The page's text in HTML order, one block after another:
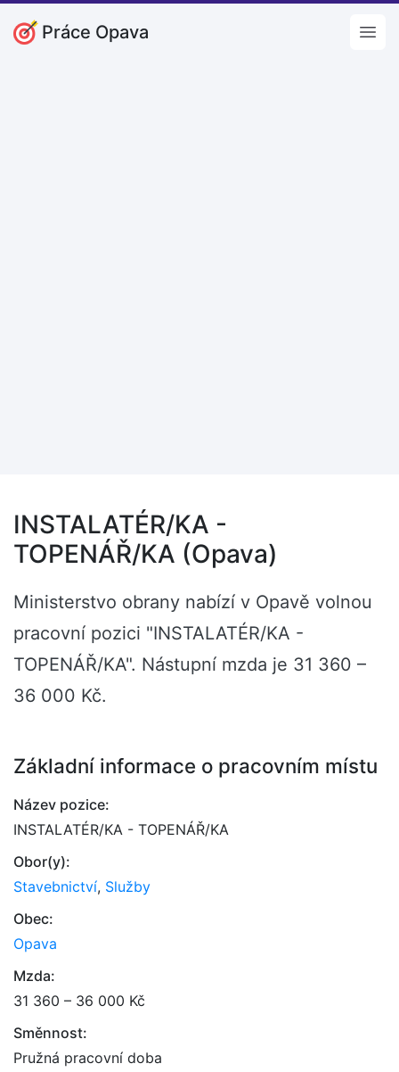
Práce Opava
INSTALATÉR/KA -
TOPENÁŘ/KA (Opava)
Ministerstvo obrany nabízí v Opavě volnou
pracovní pozici "INSTALATÉR/KA -
TOPENÁŘ/KA". Nástupní mzda je 31 360 –
36 000 Kč.
Základní informace o pracovním místu
Název pozice:
INSTALATÉR/KA - TOPENÁŘ/KA
Obor(y):
Stavebnictví, Služby
Obec:
Opava
Mzda:
31 360 – 36 000 Kč
Směnnost:
Pružná pracovní doba